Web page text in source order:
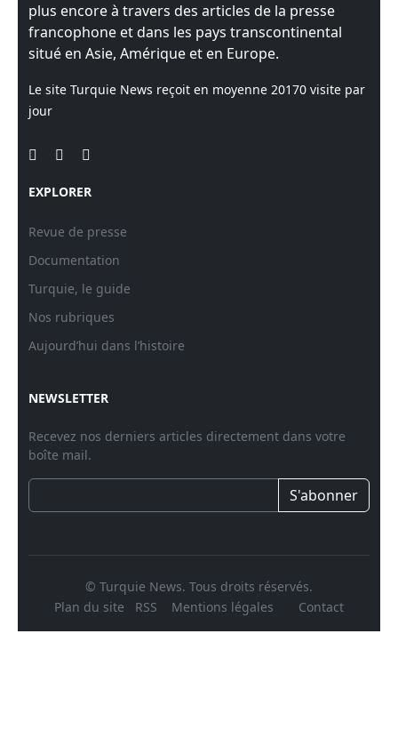
plus encore à travers des articles de la presse
francophone et dans les pays transcontinental
situé en Asie, Amérique et en Europe.
Le site Turquie News reçoit en moyenne 20170 visite par
jour
EXPLORER
Revue de presse
Documentation
Turquie, le guide
Nos rubriques
Aujourd’hui dans l’histoire
NEWSLETTER
Recevez nos derniers articles directement dans votre
boîte mail.
S'abonner
© Turquie News. Tous droits réservés.
Plan du site
RSS Mentions légales Contact